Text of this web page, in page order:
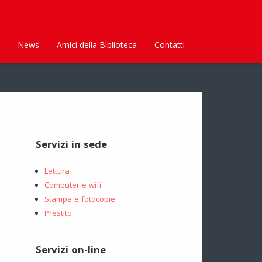
News Amici della Biblioteca Contatti
Servizi in sede
Lettura
Computer e wifi
Stampa e fotocopie
Prestito
Servizi on-line